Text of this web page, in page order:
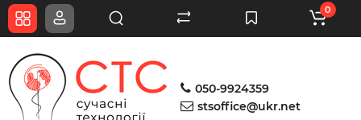
050-9924359
stsoffice@ukr.net
0